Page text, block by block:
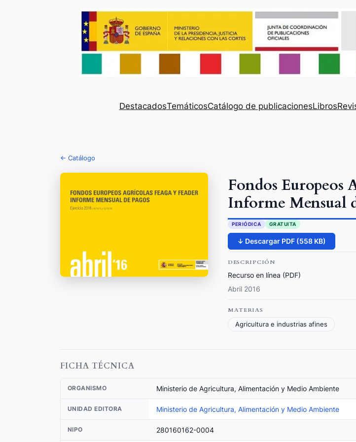
DestacadosTemáticosCatálogo de publicacionesLibros
← Catálogo
Fondos Europeos
Informe Mensual
PERIÓDICA GRATUITA
↓ Descargar PDF (558 KB)
DESCRIPCIÓN
Recurso en línea (PDF)
Abril 2016
MATERIAS
Agricultura e industrias afines
FICHA TÉCNICA
ORGANISMO Ministerio de Agricultura, Alimentación y Medio Ambiente
UNIDAD EDITORA Ministerio de Agricultura, Alimentación y Medio Ambiente
NIPO 280160162-0004